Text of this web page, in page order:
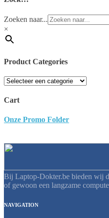
Zoeken naar...
×
Product Categories
Cart
Onze Promo Folder
Bij Laptop-Dokter.be bieden wij
of gewoon een langzame
NAVIGATION